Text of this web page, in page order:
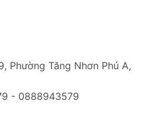
Phường Tăng Nhơn Phú A,
- 0888943579